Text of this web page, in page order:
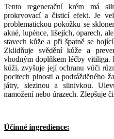
Tento regenerační krém má
prokrvovací a čisticí efekt. Je
problematickou pokožku se
akné, lupénce, lišejích, oparech,
stavech kůže a při špatně se
Zklidňuje svědění kůže a
vhodným doplňkem léčby vitiliga.
kůži, zvyšuje její ochranu vůči
pocitech plnosti a podrážděného
játry, slezinou a slinivkou.
namožení nebo úrazech. Zlepšuje
Účinné ingredience: